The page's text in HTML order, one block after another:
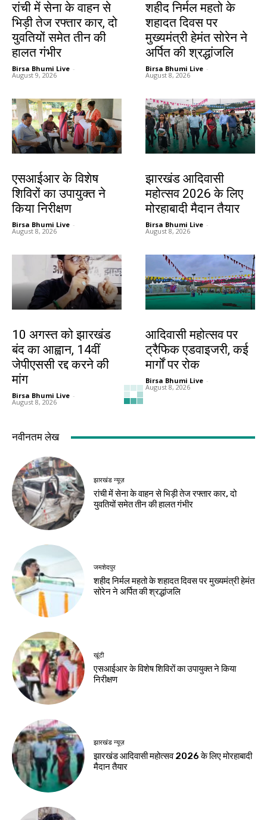
रांची में सेना के वाहन से
भिड़ी तेज रफ्तार कार, दो
युवतियों समेत तीन की
हालत गंभीर
Birsa Bhumi Live -
August 9, 2026
शहीद निर्मल महतो के
शहादत दिवस पर
मुख्यमंत्री हेमंत सोरेन ने
अर्पित की श्रद्धांजलि
Birsa Bhumi Live -
August 8, 2026
एसआईआर के विशेष
शिविरों का उपायुक्त ने
किया निरीक्षण
Birsa Bhumi Live -
August 8, 2026
झारखंड आदिवासी
महोत्सव 2026 के लिए
मोरहाबादी मैदान तैयार
Birsa Bhumi Live -
August 8, 2026
10 अगस्त को झारखंड
बंद का आह्वान, 14वीं
जेपीएससी रद्द करने की
मांग
Birsa Bhumi Live -
August 8, 2026
आदिवासी महोत्सव पर
ट्रैफिक एडवाइजरी, कई
मार्गों पर रोक
Birsa Bhumi Live -
August 8, 2026
झारखंड न्यूज़
JSSC-JPSC गड़बड़ी
के खिलाफ छात्रों का
घेराव मार्च
Birsa Bhumi Live
August 8, 2026
झारखंड न्यूज़
10 अगस्त को विधानसभा
करियर
मर्चेंट नेवी में कैसे बनाएं
करियर, कौन-सी पढ़ाई
जरूरी और कितनी मिलती
है सैलरी?
Birsa Bhumi Live -
August 8, 2026
नवीनतम लेख